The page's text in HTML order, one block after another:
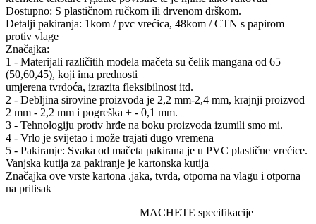
Dostupno: S plastičnom ručkom ili drvenom drškom.
Detalji pakiranja: 1kom / pvc vrećica, 48kom / CTN s papirom
protiv vlage
Značajka:
1 - Materijali različitih modela mačeta su čelik mangana od 65
(50,60,45), koji ima prednosti
umjerena tvrdoća, izrazita fleksibilnost itd.
2 - Debljina sirovine proizvoda je 2,2 mm-2,4 mm, krajnji proizvod
2 mm - 2,2 mm i pogreška + - 0,1 mm.
3 - Tehnologiju protiv hrđe na boku proizvoda izumili smo mi.
4 - Vrlo je svijetao i može trajati dugo vremena
5 - Pakiranje: Svaka od mačeta pakirana je u PVC plastične vrećice.
Vanjska kutija za pakiranje je kartonska kutija
Značajka ove vrste kartona .jaka, tvrda, otporna na vlagu i otporna
na pritisak
MACHETE specifikacije